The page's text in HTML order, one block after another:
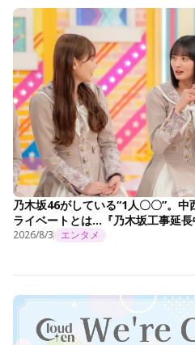
乃木坂46がしている“1人〇〇”。
ライベートとは…『乃木坂工事延
2026/8/3 エンタメ